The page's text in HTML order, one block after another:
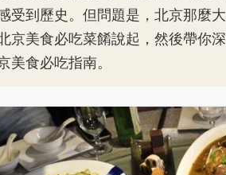
受到歷史。但問題是，北京那麼
京美食必吃菜餚說起，然後帶你
美食必吃指南。